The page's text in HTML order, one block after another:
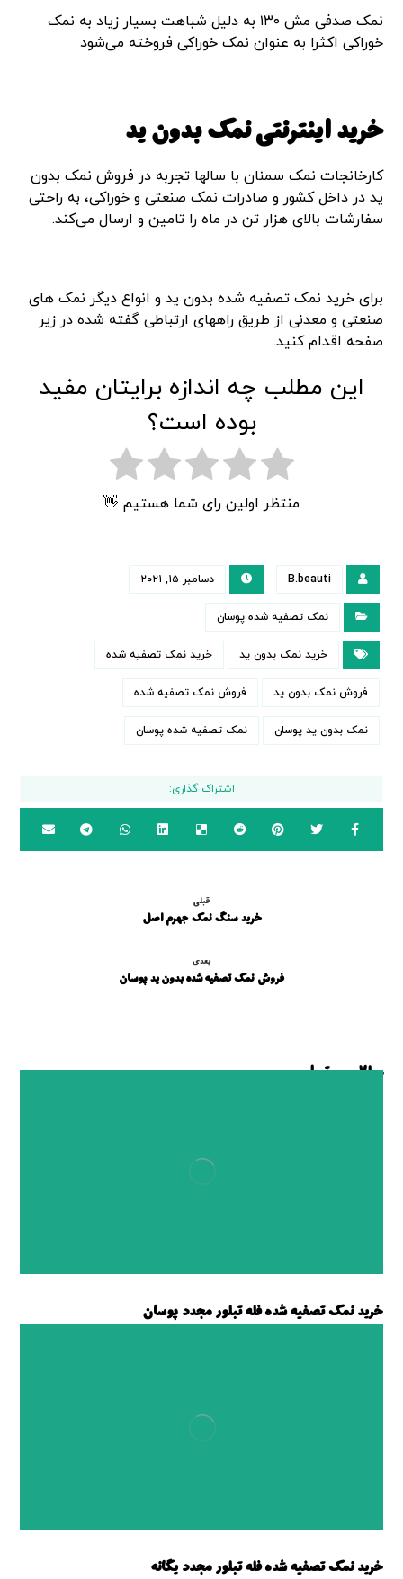
نمک صدفی مش ۱۳۰ به دلیل شباهت بسیار زیاد به نمک
خوراکی اکثرا به عنوان نمک خوراکی فروخته می‌شود
خرید اینترنتی نمک بدون ید
کارخانجات نمک سمنان با سالها تجربه در فروش نمک بدون
ید در داخل کشور و صادرات نمک صنعتی و خوراکی، به راحتی
سفارشات بالای هزار تن در ماه را تامین و ارسال می‌کند.
برای خرید نمک تصفیه شده بدون ید و انواع دیگر نمک های
صنعتی و معدنی از طریق راههای ارتباطی گفته شده در زیر
صفحه اقدام کنید.
این مطلب چه اندازه برایتان مفید
بوده است؟
منتظر اولین رای شما هستیم 👋
B.beauti دسامبر ۱۵, ۲۰۲۱
نمک تصفیه شده پوسان
خرید نمک بدون ید خرید نمک تصفیه شده
فروش نمک بدون ید فروش نمک تصفیه شده
نمک بدون ید پوسان نمک تصفیه شده پوسان
قبلی
خرید سنگ نمک جهرم اصل
بعدی
فروش نمک تصفیه شده بدون ید پوسان
مطالب مرتبط ...
خرید نمک تصفیه شده فله تبلور مجدد پوسان
خرید نمک تصفیه شده فله تبلور مجدد یگانه